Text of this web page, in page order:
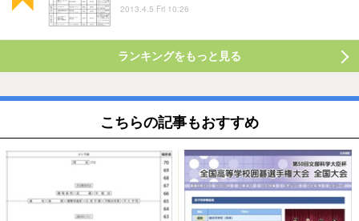
2013.4.5 Fri 10:26
ランキングをもっと見る
こちらの記事もおすすめ